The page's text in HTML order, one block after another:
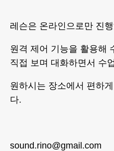
레슨은 온라인으로만 진
원격 제어 기능을 활용해
직접 보며 대화하면서 수
원하시는 장소에서 편하
다.
sound.rino@gmail.com